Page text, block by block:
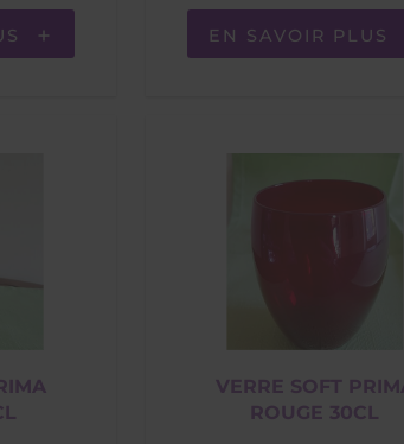
EN SAVOIR PLUS
VERRE SOFT
ROUGE 30CL